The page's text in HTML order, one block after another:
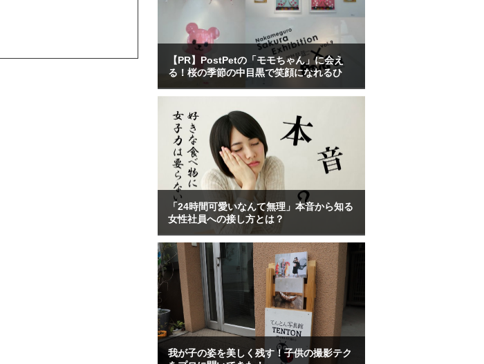
【PR】PostPetの「モモちゃん」に会え
る！桜の季節の中目黒で笑顔になれるひ
「24時間可愛いなんて無理」本音から知る
女性社員への接し方とは？
我が子の姿を美しく残す！子供の撮影テク